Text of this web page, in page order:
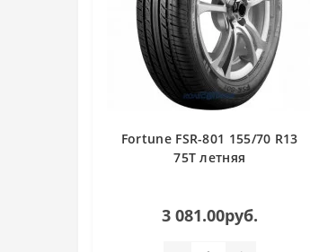
Fortune FSR-801 155/70 R13
75T летняя
3 081.00руб.